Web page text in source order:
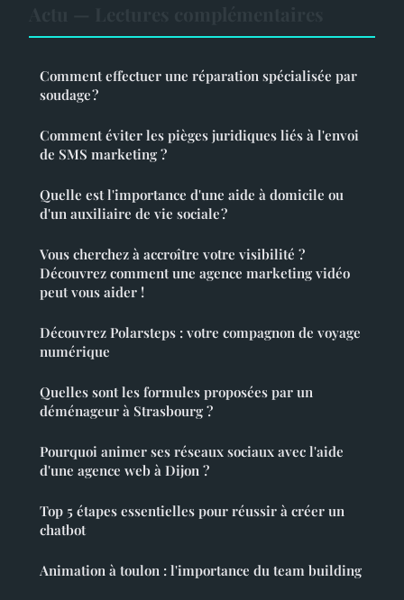
Comment effectuer une réparation spécialisée par
soudage ?
Comment éviter les pièges juridiques liés à l'envoi
de SMS marketing ?
Quelle est l'importance d'une aide à domicile ou
d'un auxiliaire de vie sociale ?
Vous cherchez à accroître votre visibilité ?
Découvrez comment une agence marketing vidéo
peut vous aider !
Découvrez Polarsteps : votre compagnon de voyage
numérique
Quelles sont les formules proposées par un
déménageur à Strasbourg ?
Pourquoi animer ses réseaux sociaux avec l'aide
d'une agence web à Dijon ?
Top 5 étapes essentielles pour réussir à créer un
chatbot
Animation à toulon : l'importance du team building